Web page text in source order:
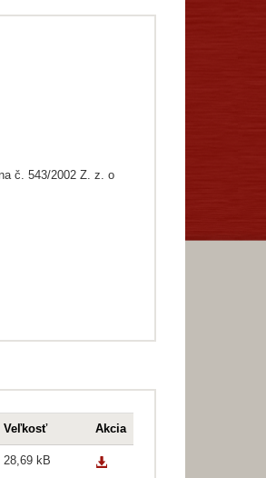
č. 543/2002 Z. z. o
Veľkosť Akcia
28,69 kB